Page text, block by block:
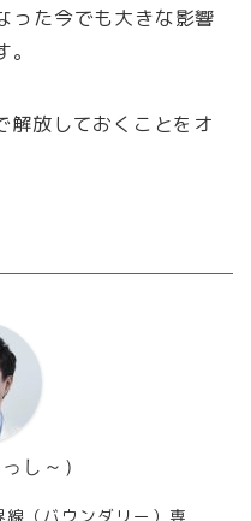
った今でも大きな影響
解放しておくことをオ
し～）
（バウンダリー）専